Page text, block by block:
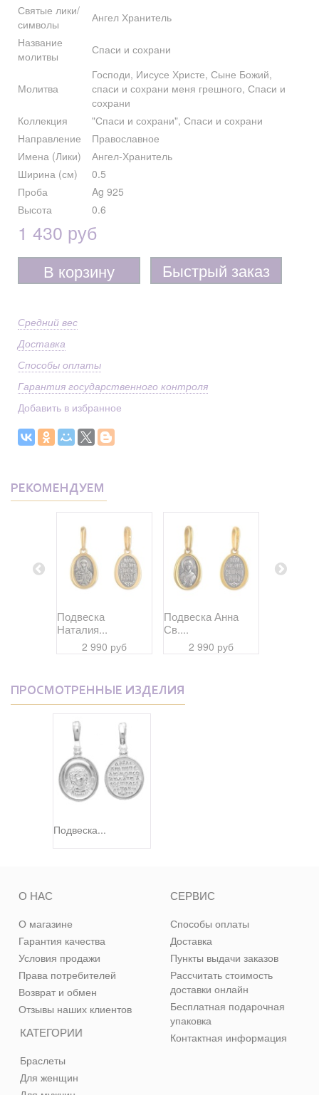
Святые лики/
символы
Ангел Хранитель
Название
молитвы
Спаси и сохрани
Молитва
Господи, Иисусе Христе, Сыне Божий,
спаси и сохрани меня грешного, Спаси и
сохрани
Коллекция
"Спаси и сохрани", Спаси и сохрани
Направление
Православное
Имена (Лики)
Ангел-Хранитель
Ширина (см)
0.5
Проба
Ag 925
Высота
0.6
1 430 руб
В корзину Быстрый заказ
Средний вес
Доставка
Способы оплаты
Гарантия государственного контроля
Добавить в избранное
РЕКОМЕНДУЕМ
Подвеска
Наталия...
2 990 руб
Подвеска Анна
Св....
2 990 руб
ПРОСМОТРЕННЫЕ ИЗДЕЛИЯ
Подвеска...
КАТЕГОРИИ
Браслеты
Для женщин
О НАС
О магазине
Гарантия качества
Условия продажи
Права потребителей
Возврат и обмен
Отзывы наших клиентов
СЕРВИС
Способы оплаты
Доставка
Пункты выдачи заказов
Рассчитать стоимость
доставки онлайн
Бесплатная подарочная
упаковка
Контактная информация